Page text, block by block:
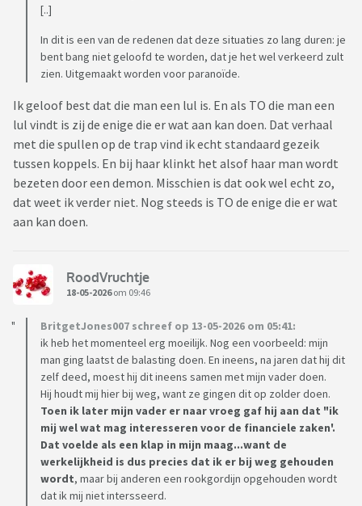
[..]
In dit is een van de redenen dat deze situaties zo lang duren: je
bent bang niet geloofd te worden, dat je het wel verkeerd zult
zien. Uitgemaakt worden voor paranoïde.
Ik geloof best dat die man een lul is. En als TO die man een
lul vindt is zij de enige die er wat aan kan doen. Dat verhaal
met die spullen op de trap vind ik echt standaard gezeik
tussen koppels. En bij haar klinkt het alsof haar man wordt
bezeten door een demon. Misschien is dat ook wel echt zo,
dat weet ik verder niet. Nog steeds is TO de enige die er wat
aan kan doen.
RoodVruchtje
18-05-2026om 09:46
BritgetJones007 schreef op 13-05-2026 om 05:41:
ik heb het momenteel erg moeilijk. Nog een voorbeeld: mijn
man ging laatst de balasting doen. En ineens, na jaren dat hij dit
zelf deed, moest hij dit ineens samen met mijn vader doen.
Hij houdt mij hier bij weg, want ze gingen dit op zolder doen.
Toen ik later mijn vader er naar vroeg gaf hij aan dat "ik
mij wel wat mag interesseren voor de financiele zaken'.
Dat voelde als een klap in mijn maag...want de
werkelijkheid is dus precies dat ik er bij weg gehouden
wordt, maar bij anderen een rookgordijn opgehouden wordt
dat ik mij niet intersseerd.